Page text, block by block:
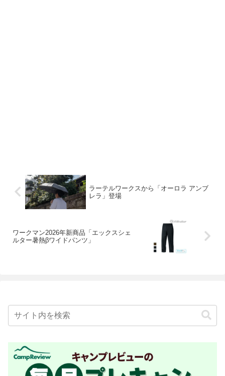
ラーテルワークスから「オーロラ アンブ
レラ」登場
ワークマン2026年新商品「エックスシェ
ルター暑熱βワイドパンツ」